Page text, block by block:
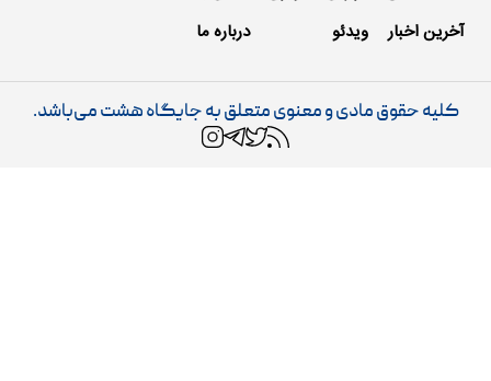
آخرین اخبار
ویدئو
درباره ما
کلیه حقوق مادی و معنوی متعلق به جایگاه هشت می‌باشد.